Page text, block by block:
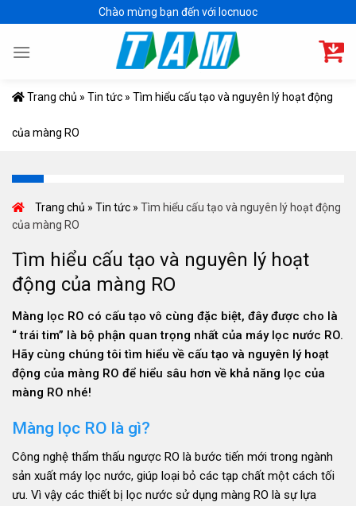
to
content
Chào mừng bạn đến với locnuoc
Trang chủ » Tin tức » Tìm hiểu cấu tạo và nguyên lý hoạt động
của màng RO
Trang chủ » Tin tức » Tìm hiểu cấu tạo và nguyên lý hoạt động
của màng RO
Tìm hiểu cấu tạo và nguyên lý hoạt
động của màng RO
Màng lọc RO có cấu tạo vô cùng đặc biệt, đây được cho là
“ trái tim” là bộ phận quan trọng nhất của máy lọc nước RO.
Hãy cùng chúng tôi tìm hiểu về cấu tạo và nguyên lý hoạt
động của màng RO để hiểu sâu hơn về khả năng lọc của
màng RO nhé!
Màng lọc RO là gì?
Công nghệ thẩm thấu ngược RO là bước tiến mới trong ngành
sản xuất máy lọc nước, giúp loại bỏ các tạp chất một cách tối
ưu. Vì vậy các thiết bị lọc nước sử dụng màng RO là sự lựa